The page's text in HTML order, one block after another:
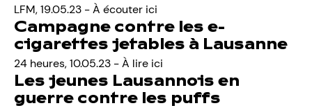
LFM, 19.05.23 -À écouter ici
Campagne contre les e-
cigarettes jetables à Lausanne
24 heures, 10.05.23 -À lire ici
Les jeunes Lausannois en
guerre contre les puffs